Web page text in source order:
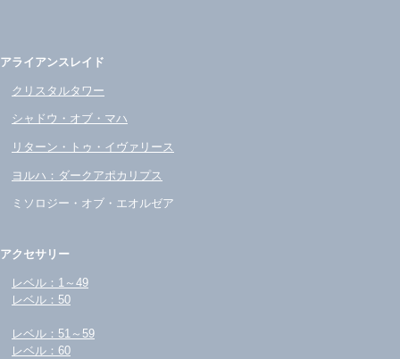
アライアンスレイド
クリスタルタワー
シャドウ・オブ・マハ
リターン・トゥ・イヴァリース
ヨルハ：ダークアポカリプス
ミソロジー・オブ・エオルゼア
アクセサリー
レベル：1～49
レベル：50
レベル：51～59
レベル：60